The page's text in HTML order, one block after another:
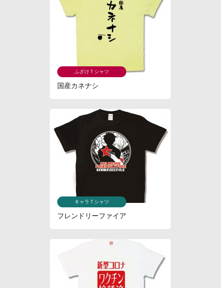
ふざけＴシャツ
国産カネナシ
キャラＴシャツ
フレンドリーファイア